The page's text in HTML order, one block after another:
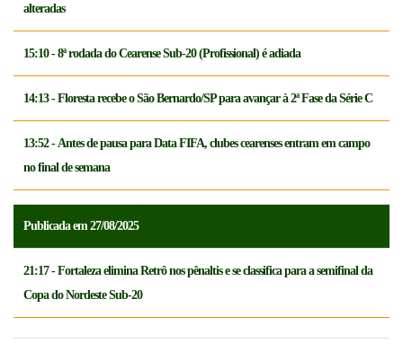
alteradas
15:10 - 8ª rodada do Cearense Sub-20 (Profissional) é adiada
14:13 - Floresta recebe o São Bernardo/SP para avançar à 2ª Fase da Série C
13:52 - Antes de pausa para Data FIFA, clubes cearenses entram em campo
no final de semana
Publicada em 27/08/2025
21:17 - Fortaleza elimina Retrô nos pênaltis e se classifica para a semifinal da
Copa do Nordeste Sub-20